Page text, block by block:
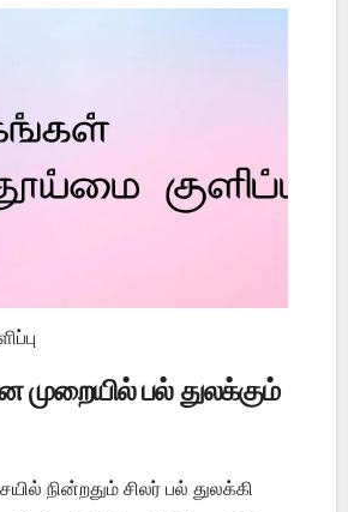
முறையில் பல் துலக்கும்
நின்றதும் சிலர் பல் துலக்கி